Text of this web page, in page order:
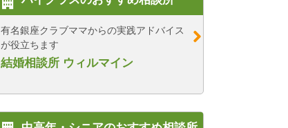
有名銀座クラブママからの実践アドバイス
が役立ちます
結婚相談所 ウィルマイン